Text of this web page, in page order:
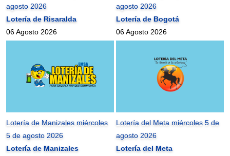
agosto 2026
Lotería de Risaralda
06 Agosto 2026
agosto 2026
Lotería de Bogotá
06 Agosto 2026
Lotería de Manizales miércoles
5 de agosto 2026
Lotería de Manizales
Lotería del Meta miércoles 5 de
agosto 2026
Lotería del Meta